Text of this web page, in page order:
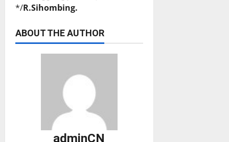
*/R.Sihombing.
ABOUT THE AUTHOR
adminCN